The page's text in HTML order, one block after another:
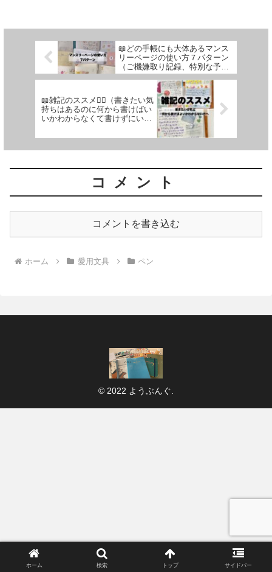
📖どの手帳にも大体あるマンス
リーページの使い方７パターン
（ご機嫌取り記録、特別な予定
メモ、発売日メモ、使ったマス
テ記録などなど）【文具沼に浸
かるなんとなく専業主婦の手帳
生活】
📖雑記のススメ１⃣（書きたい気
持ちはあるのに何から書けばい
いかわからなくて書けずにいる
なく専業主婦の手帳生活】
コメント
コメントを書き込む
ホーム 愛用文具 ペン
© 2022 ようぶんぐ.
ホーム 検索 トップ サイドバー